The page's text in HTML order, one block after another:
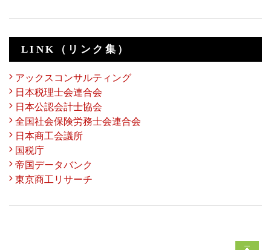
LINK（リンク集）
アックスコンサルティング
日本税理士会連合会
日本公認会計士協会
全国社会保険労務士会連合会
日本商工会議所
国税庁
帝国データバンク
東京商工リサーチ